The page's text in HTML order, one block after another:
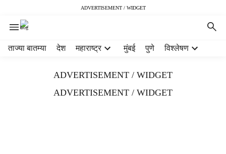
ADVERTISEMENT / WIDGET
ताज्या बातम्या देश महाराष्ट्र मुंबई पुणे विश्लेषण
ADVERTISEMENT / WIDGET
ADVERTISEMENT / WIDGET